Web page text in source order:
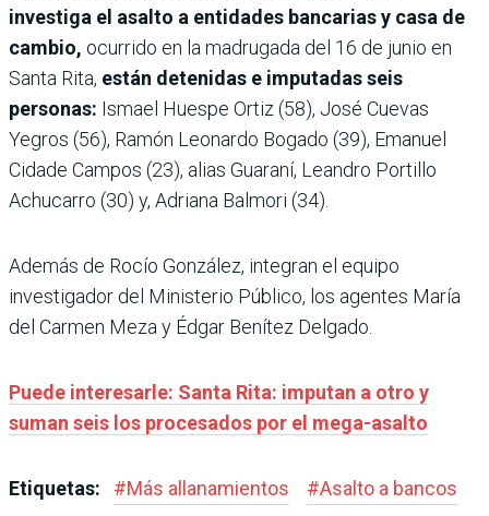
investiga el asalto a entidades bancarias y casa de
cambio, ocurrido en la madrugada del 16 de junio en
Santa Rita, están detenidas e imputadas seis
personas: Ismael Huespe Ortiz (58), José Cuevas
Yegros (56), Ramón Leonardo Bogado (39), Emanuel
Cidade Campos (23), alias Guaraní, Leandro Portillo
Achucarro (30) y, Adriana Balmori (34).
Además de Rocío González, integran el equipo
investigador del Ministerio Público, los agentes María
del Carmen Meza y Édgar Benítez Delgado.
Puede interesarle: Santa Rita: imputan a otro y
suman seis los procesados por el mega-asalto
Etiquetas: #Más allanamientos #Asalto a bancos